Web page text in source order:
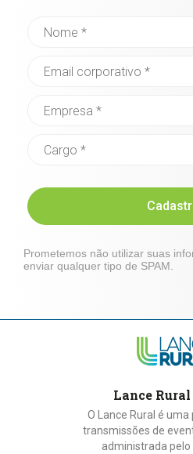
Prometemos não utilizar suas
enviar qualquer tipo de SPAM.
Lance Rural
O Lance Rural é
transmissões de
administrada pelo